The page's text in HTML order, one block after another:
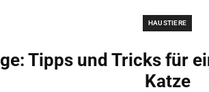
HAUSTIERE
Tipps und Tricks für
Katze